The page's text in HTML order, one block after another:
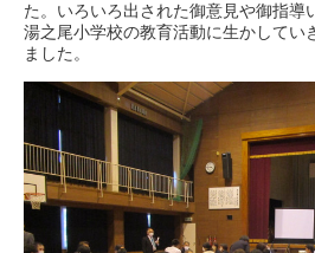
た。いろいろ出された御意見や御指導
湯之尾小学校の教育活動に生かしてい
ました。